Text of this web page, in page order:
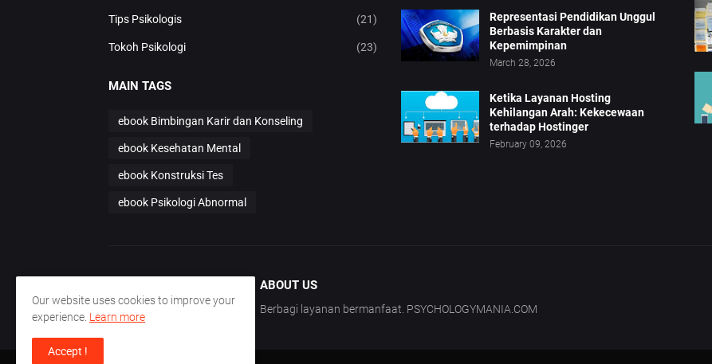
Tips Psikologis (21)
Tokoh Psikologi (23)
MAIN TAGS
ebook Bimbingan Karir dan Konseling
ebook Kesehatan Mental
ebook Konstruksi Tes
ebook Psikologi Abnormal
Representasi Pendidikan Unggul
Berbasis Karakter dan
Kepemimpinan
March 28, 2026
Ketika Layanan Hosting
Kehilangan Arah: Kekecewaan
terhadap Hostinger
February 09, 2026
ABOUT US
Berbagi layanan bermanfaat. PSYCHOLOGYMANIA.COM
Our website uses cookies to improve your
experience. Learn more
Accept !